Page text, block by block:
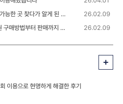
상품권 신용카드 구매랑 소액결제 가능한 곳 찾다가 알게 된 정보
26.02.09
한국상품권협회 문의해보니 상품권 구매방법부터 판매까지 안내 받을 수 있었습니다
26.02.09
이용으로 현명하게 해결한 후기